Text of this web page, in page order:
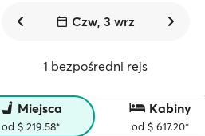
Czw, 3 wrz
1 bezpośredni rejs
Miejsca
od $ 219.58*
Kabiny
od $ 617.20*